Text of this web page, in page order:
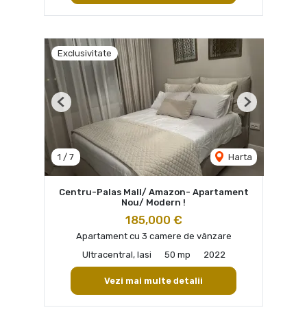
Exclusivitate
1 / 7 Harta
Previous Next
Centru-Palas Mall/ Amazon- Apartament
Nou/ Modern !
185,000 €
Apartament cu 3 camere de vânzare
Ultracentral, Iasi
50 mp 2022
Vezi mai multe detalii